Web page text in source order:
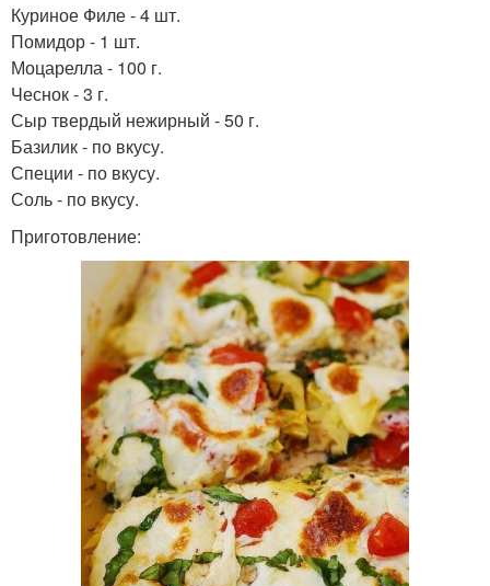
Куриное Филе - 4 шт.
Помидор - 1 шт.
Моцарелла - 100 г.
Чеснок - 3 г.
Сыр твердый нежирный - 50 г.
Базилик - по вкусу.
Специи - по вкусу.
Соль - по вкусу.
Приготовление: